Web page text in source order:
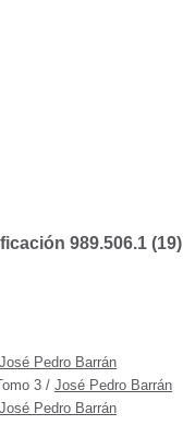
989.506.1 (19)
José Pedro Barrán
3 / José Pedro Barrán
José Pedro Barrán